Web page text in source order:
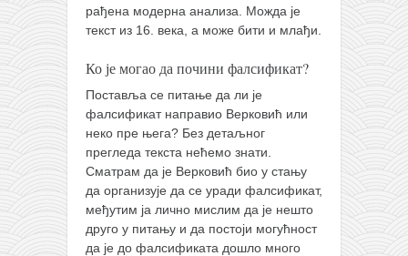
рађена модерна анализа. Можда је
текст из 16. века, а може бити и млађи.
Ко је могао да почини фалсификат?
Поставља се питање да ли је
фалсификат направио Верковић или
неко пре њега? Без детаљног
прегледа текста нећемо знати.
Сматрам да је Верковић био у стању
да организује да се уради фалсификат,
међутим ја лично мислим да је нешто
друго у питању и да постоји могућност
да је до фалсификата дошло много